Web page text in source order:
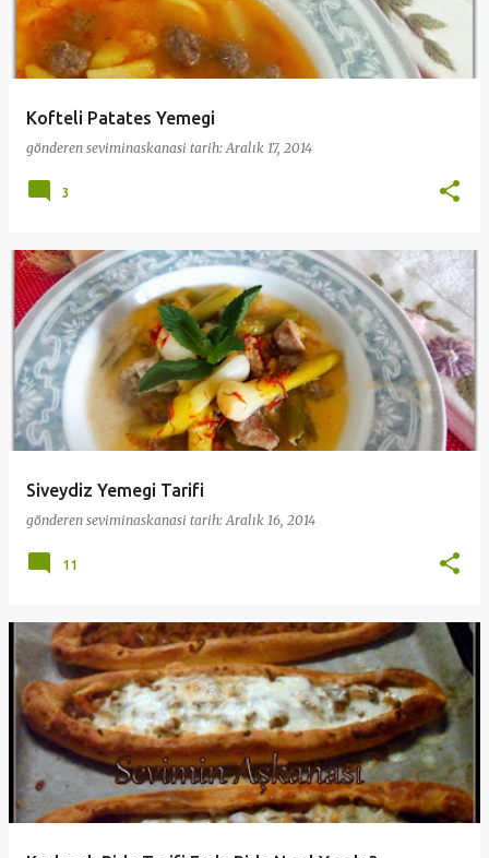
Kofteli Patates Yemegi
gönderen seviminaskanasi tarih:Aralık 17, 2014
3
Siveydiz Yemegi Tarifi
gönderen seviminaskanasi tarih:Aralık 16, 2014
11